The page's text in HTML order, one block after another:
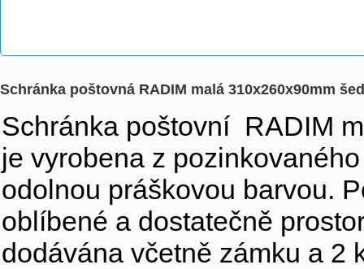
Schránka poštovná RADIM malá 310x260x90mm
Schránka poštovní RADIM
je vyrobena z
odolnou práškovou barvou.
oblíbené a dostatečně
dodávána včetně zámku a 2